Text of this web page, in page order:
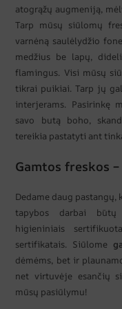
atogrąžų augmeniją,
Tarp mūsų siūlomų
varnėną saulėlydžio
medžius be lapų,
flamingus. Visi mūsų
tikrai puikiai. Tarp jų
interjerams. Pasirinkę
savo butą boho,
tereikia pastatyti ant
Gamtos freskos
Dedame daug
tapybos darbai būtų
higieniniais
sertifikatais. Siūlome
dėmėms, bet ir
net virtuvėje esančių
mūsų pasiūlymu!